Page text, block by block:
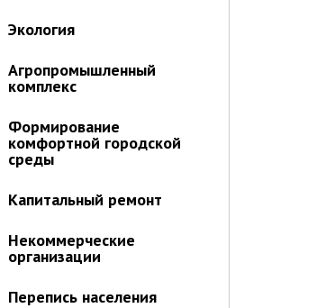
Экология
Агропромышленный
комплекс
Формирование
комфортной городской
среды
Капитальный ремонт
Некоммерческие
организации
Перепись населения